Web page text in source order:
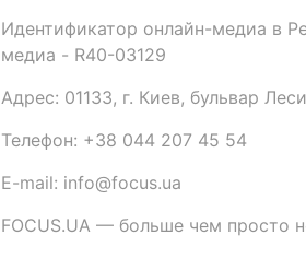
Идентификатор онлайн-медиа в
медиа - R40-03129
Адрес: 01133, г. Киев, бульвар
Телефон: +38 044 207 45 54
E-mail: info@focus.ua
FOCUS.UA — больше чем просто